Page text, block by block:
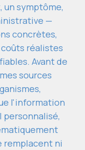
un symptôme,
—
concrètes,
réalistes
Avant de
sources
l'information
personnalisé,
remplacent ni